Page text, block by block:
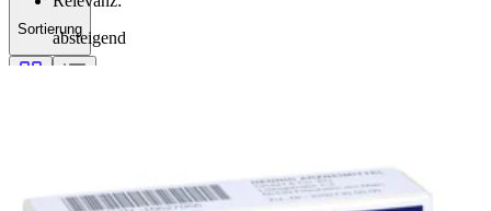
Sortierungabsteigend